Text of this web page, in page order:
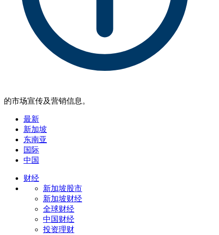
的市场宣传及营销信息。
最新
新加坡
东南亚
国际
中国
财经
新加坡股市
新加坡财经
全球财经
中国财经
投资理财